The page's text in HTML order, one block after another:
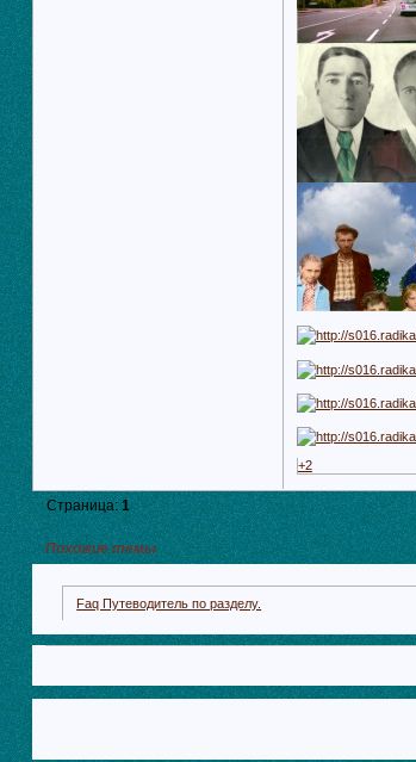
+2
Страница: 1
Похожие темы
Faq Путеводитель по разделу.